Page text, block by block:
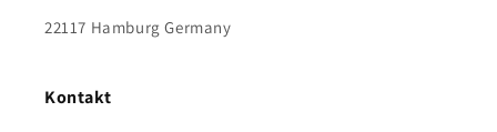
22117 Hamburg Germany
Kontakt